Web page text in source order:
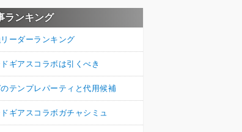
ランキング
ーダーランキング
ギアスコラボは引くべき
のテンプレパーティと代用候補
ギアスコラボガチャシミュ